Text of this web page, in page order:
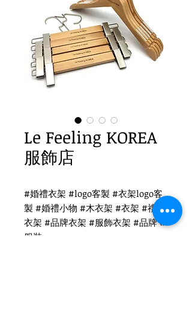
Le Feeling KOREA
服飾店
#婚禮衣架 #logo客製 #衣架logo客
製 #婚禮小物 #木衣架 #衣架 #禮品
衣架 #品牌衣架 #服飾衣架 #品牌 #
服裝